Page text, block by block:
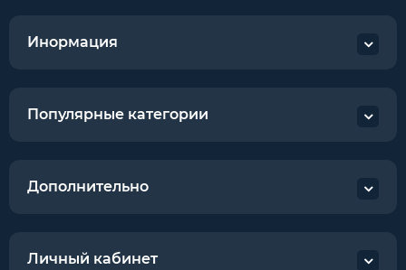
Инормация
Популярные категории
Дополнительно
Личный кабинет